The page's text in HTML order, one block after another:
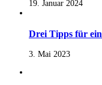
19. Januar 2024
Drei Tipps für
3. Mai 2023